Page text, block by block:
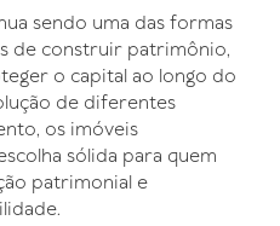
sendo uma das formas
de construir patrimônio,
o capital ao longo do
de diferentes
os imóveis
sólida para quem
patrimonial e